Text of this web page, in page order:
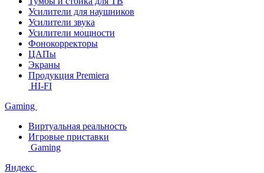
Усилители для наушников
Усилители звука
Усилители мощности
Фонокорректоры
ЦАПы
Экраны
Продукция Premiera
HI-FI
Gaming
Виртуальная реальность
Игровые приставки
Gaming
Яндекс